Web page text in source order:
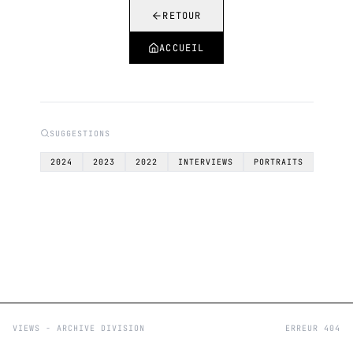
RETOUR
ACCUEIL
SUGGESTIONS
2024 2023 2022 INTERVIEWS PORTRAITS
VIEWS - ARCHIVE DIVISION ERREUR 404